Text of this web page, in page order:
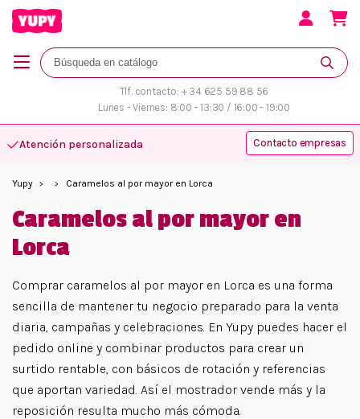
Tlf. contacto: + 34 625 59 88 56
Lunes - Viernes: 8:00 - 13:30 / 16:00 - 19:00
Atención personalizada Contacto empresas
Yupy Caramelos al por mayor en Lorca
Caramelos al por mayor en
Lorca
Comprar caramelos al por mayor en Lorca es una forma
sencilla de mantener tu negocio preparado para la venta
diaria, campañas y celebraciones. En Yupy puedes hacer el
pedido online y combinar productos para crear un
surtido rentable, con básicos de rotación y referencias
que aportan variedad. Así el mostrador vende más y la
reposición resulta mucho más cómoda.